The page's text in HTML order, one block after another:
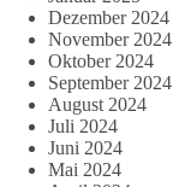
Dezember 2024
November 2024
Oktober 2024
September 2024
August 2024
Juli 2024
Juni 2024
Mai 2024